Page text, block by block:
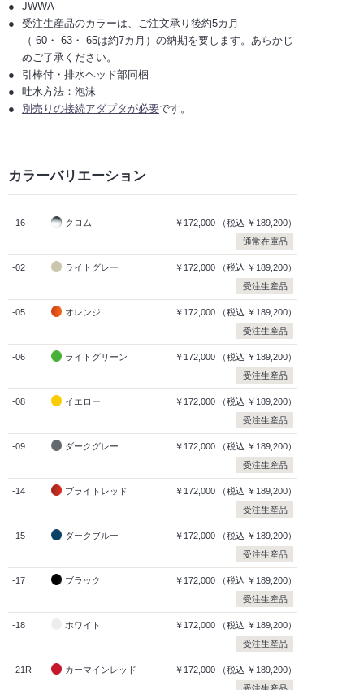
JWWA
受注生産品のカラーは、ご注文承り後約5カ月
（-60・-63・-65は約7カ月）の納期を要します。あらかじ
めご了承ください。
引棒付・排水ヘッド部同梱
吐水方法：泡沫
別売りの接続アダプタが必要です。
カラーバリエーション
-16 クロム ￥172,000 （税込 ￥189,200）
通常在庫品
-02 ライトグレー ￥172,000 （税込 ￥189,200）
受注生産品
-05 オレンジ ￥172,000 （税込 ￥189,200）
受注生産品
-06 ライトグリーン ￥172,000 （税込 ￥189,200）
受注生産品
-08 イエロー ￥172,000 （税込 ￥189,200）
受注生産品
-09 ダークグレー ￥172,000 （税込 ￥189,200）
受注生産品
-14 ブライトレッド ￥172,000 （税込 ￥189,200）
受注生産品
-15 ダークブルー ￥172,000 （税込 ￥189,200）
受注生産品
-17 ブラック ￥172,000 （税込 ￥189,200）
受注生産品
-18 ホワイト ￥172,000 （税込 ￥189,200）
受注生産品
-21R カーマインレッド ￥172,000 （税込 ￥189,200）